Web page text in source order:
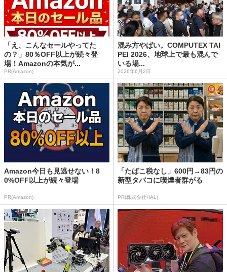
「え、こんなセールやってた
の？」80％OFF以上が続々登
場！Amazonの本気が...
PR(Amazon)
混み方やばい。COMPUTEX TAI
PEI 2026、地球上で最も混んで
いる場...
2026年6月2日
Amazon今日も見逃せない！8
0%OFF以上が続々登場
PR(Amazon)
「たばこ税なし」600円→83円の
新型タバコに喫煙者群がる
PR(株式会社HAL)